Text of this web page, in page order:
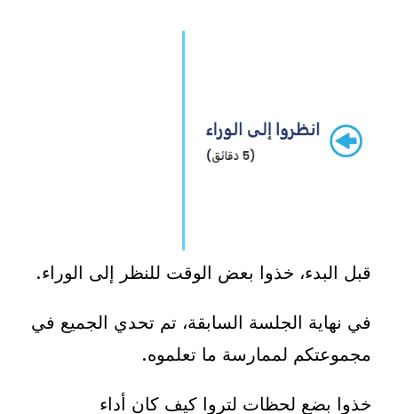
قبل البدء، خذوا بعض الوقت للنظر إلى الوراء.
في نهاية الجلسة السابقة، تم تحدي الجميع في
مجموعتكم لممارسة ما تعلموه.
خذوا بضع لحظات لتروا كيف كان أداء